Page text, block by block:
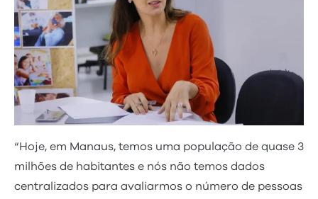
“Hoje, em Manaus, temos uma população de quase 3
milhões de habitantes e nós não temos dados
centralizados para avaliarmos o número de pessoas